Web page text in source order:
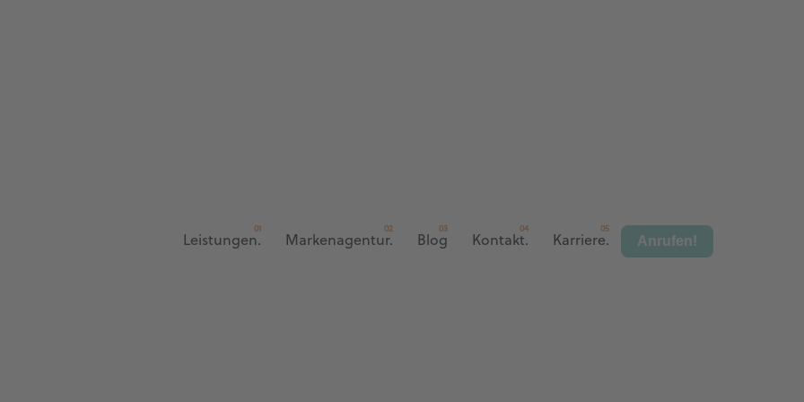
Leistungen. Markenagentur. Blog Kontakt. Karriere. Anrufen!